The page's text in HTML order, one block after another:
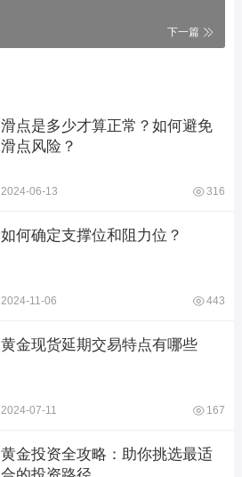
下一篇
滑点是多少才算正常？如何避免
滑点风险？
2024-06-13 316
如何确定支撑位和阻力位？
2024-11-06 443
黄金现货延期交易特点有哪些
2024-07-11 167
黄金投资全攻略：助你挑选最适